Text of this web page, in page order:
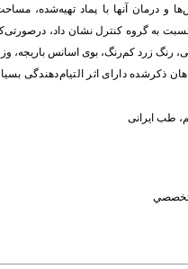
به گروه کنترل نشان داد،
رنگ زرد کم‌رنگ، بوی اسانس باریجه، وزن
ذکرشده دارای اثر التیام‌دهندگی
طب ایرانی